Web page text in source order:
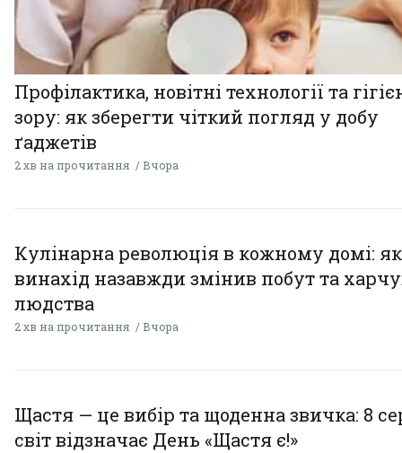
Профілактика, новітні технології та
зору: як зберегти чіткий погляд у добу
ґаджетів
2 хв на прочитання Вчора
Кулінарна революція в кожному домі:
винахід назавжди змінив побут та
людства
2 хв на прочитання Вчора
Щастя — це вибір та щоденна звичка: 8
світ відзначає День «Щастя є!»